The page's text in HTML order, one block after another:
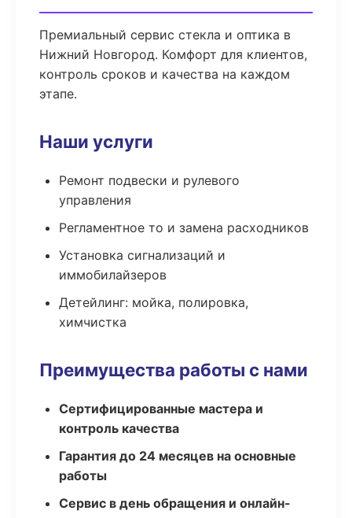
Премиальный сервис стекла и оптика в
Нижний Новгород. Комфорт для клиентов,
контроль сроков и качества на каждом
этапе.
Наши услуги
Ремонт подвески и рулевого
управления
Регламентное то и замена расходников
Установка сигнализаций и
иммобилайзеров
Детейлинг: мойка, полировка,
химчистка
Преимущества работы с нами
Сертифицированные мастера и
контроль качества
Гарантия до 24 месяцев на основные
работы
Сервис в день обращения и онлайн-